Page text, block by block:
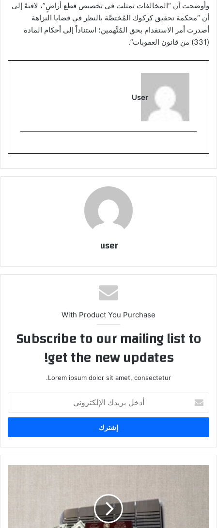
وأوضحت أن “المخالفات تمثلت في تخصيص قطع أراضٍ”، لافتةً إلى
أن “محكمة تحقيق كركوك المُختصَّة بالنظر في قضايا النزاهة
أصدرت أمر الاستقدام بحق المُتَّهمين؛ استناداً إلى أحكام المادة
(331) من قانون العقوبات”.
User
user
With Product You Purchase
Subscribe to our mailing list to
get the new updates!
Lorem ipsum dolor sit amet, consectetur.
بريدك
الإلكتروني